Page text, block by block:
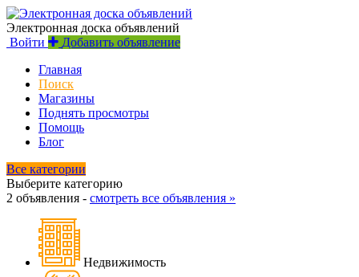
Электронная доска объявлений
Войти
Добавить объявление
Главная
Поиск
Магазины
Поднять просмотры
Помощь
Блог
Все категории
Выберите категорию
2 объявления - смотреть все объявления »
Недвижимость